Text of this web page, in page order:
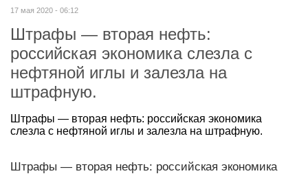
17 мая 2020 - 06:12
Штрафы — вторая нефть:
российская экономика слезла с
нефтяной иглы и залезла на
штрафную.
Штрафы — вторая нефть: российская экономика
слезла с нефтяной иглы и залезла на штрафную.
Штрафы — вторая нефть: российская экономика